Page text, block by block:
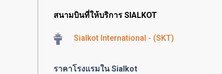
สนามบินที่ให้บริการ SIALKOT
Sialkot International - (SKT)
ราคาโรงแรมใน Sialkot